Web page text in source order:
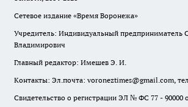
Сетевое издание «Время Воронежа»
Учредитель: Индивидуальный предприниматель
Владимирович
Главный редактор: Имешев Э. И.
Контакты: Эл.почта: voroneztimes@gmail.com,
Свидетельство о регистрации ЭЛ № ФС 77 - 90000